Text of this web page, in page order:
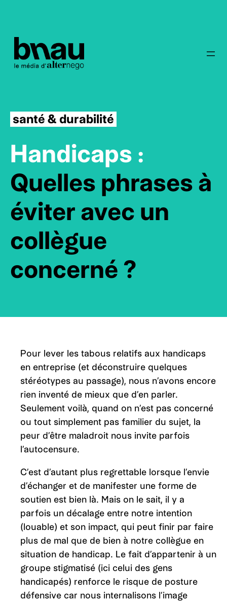
santé & durabilité
Handicaps :
Quelles phrases à
éviter avec un
collègue
concerné ?
Pour lever les tabous relatifs aux handicaps
en entreprise (et déconstruire quelques
stéréotypes au passage), nous n’avons encore
rien inventé de mieux que d’en parler.
Seulement voilà, quand on n’est pas concerné
ou tout simplement pas familier du sujet, la
peur d’être maladroit nous invite parfois
l’autocensure.
C’est d’autant plus regrettable lorsque l’envie
d’échanger et de manifester une forme de
soutien est bien là. Mais on le sait, il y a
parfois un décalage entre notre intention
(louable) et son impact, qui peut finir par faire
plus de mal que de bien à notre collègue en
situation de handicap. Le fait d’appartenir à un
groupe stigmatisé (ici celui des gens
handicapés) renforce le risque de posture
défensive car nous internalisons l’image